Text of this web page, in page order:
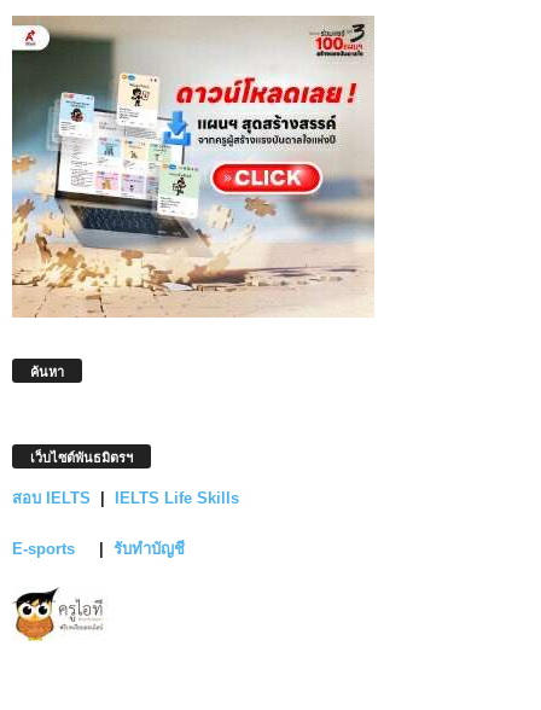
ค้นหา
เว็บไซต์พันธมิตรฯ
สอบ IELTS | IELTS Life Skills
E-sports | รับทำบัญชี